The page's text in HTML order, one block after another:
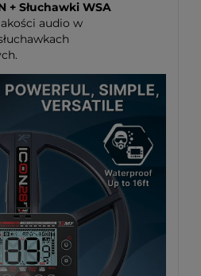
+ Słuchawki WSA
audio w